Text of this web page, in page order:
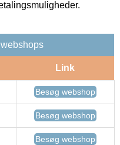
Link
Besøg webshop
Besøg webshop
Besøg webshop